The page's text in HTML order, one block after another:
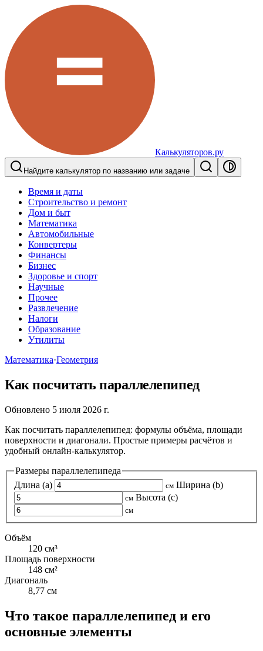
Калькуляторов.ру
Найдите калькулятор по названию или задаче
Время и даты
Строительство и ремонт
Дом и быт
Математика
Автомобильные
Конвертеры
Финансы
Бизнес
Здоровье и спорт
Научные
Прочее
Развлечение
Налоги
Образование
Утилиты
Математика·Геометрия
Как посчитать параллелепипед
Обновлено 5 июля 2026 г.
Как посчитать параллелепипед: формулы объёма, площади
поверхности и диагонали. Простые примеры расчётов и
удобный онлайн-калькулятор.
Размеры параллелепипеда
Длина (a)
см Ширина (b)
см Высота (c)
см
Объём
120 см³
Площадь поверхности
148 см²
Диагональ
8,77 см
Что такое параллелепипед и его
основные элементы